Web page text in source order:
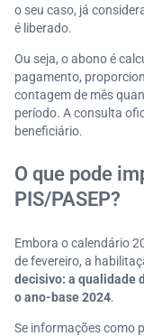
o seu caso, já
é liberado.
Ou seja, o abono é
pagamento,
contagem de mês
período. A consulta
beneficiário.
O que pode
PIS/PASEP?
Embora o calendário
de fevereiro, a
decisivo: a qualidade
o ano-base 2024.
Se informações como